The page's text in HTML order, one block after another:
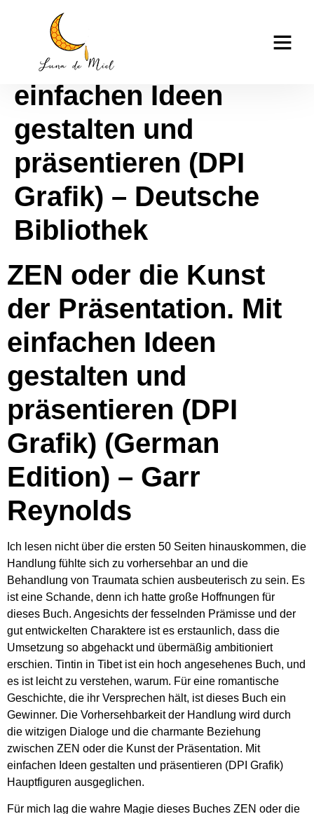
ZEN oder die Kunst
der Präsentation. Mit
einfachen Ideen
gestalten und
präsentieren (DPI
Grafik) – Deutsche
Bibliothek
ZEN oder die Kunst
der Präsentation. Mit
einfachen Ideen
gestalten und
präsentieren (DPI
Grafik) (German
Edition) – Garr
Reynolds
Ich lesen nicht über die ersten 50 Seiten hinauskommen, die
Handlung fühlte sich zu vorhersehbar an und die
Behandlung von Traumata schien ausbeuterisch zu sein. Es
ist eine Schande, denn ich hatte große Hoffnungen für
dieses Buch. Angesichts der fesselnden Prämisse und der
gut entwickelten Charaktere ist es erstaunlich, dass die
Umsetzung so abgehackt und übermäßig ambitioniert
erschien. Tintin in Tibet ist ein hoch angesehenes Buch, und
es ist leicht zu verstehen, warum. Für eine romantische
Geschichte, die ihr Versprechen hält, ist dieses Buch ein
Gewinner. Die Vorhersehbarkeit der Handlung wird durch
die witzigen Dialoge und die charmante Beziehung
zwischen ZEN oder die Kunst der Präsentation. Mit
einfachen Ideen gestalten und präsentieren (DPI Grafik)
Hauptfiguren ausgeglichen.
Für mich lag die wahre Magie dieses Buches ZEN oder die